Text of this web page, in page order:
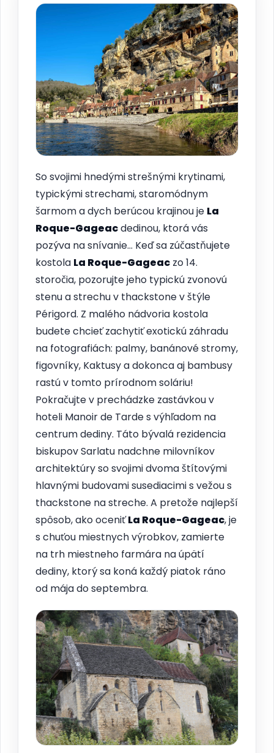
So svojimi hnedými strešnými krytinami,
typickými strechami, staromódnym
šarmom a dych berúcou krajinou je La
Roque-Gageacdedinou, ktorá vás
pozýva na snívanie… Keď sa zúčastňujete
kostola La Roque-Gageac zo 14.
storočia, pozorujte jeho typickú zvonovú
stenu a strechu v thackstone v štýle
Périgord. Z malého nádvoria kostola
budete chcieť zachytiť exotickú záhradu
na fotografiách: palmy, banánové stromy,
figovníky, Kaktusy a dokonca aj bambusy
rastú v tomto prírodnom soláriu!
Pokračujte v prechádzke zastávkou v
hoteli Manoir de Tarde s výhľadom na
centrum dediny. Táto bývalá rezidencia
biskupov Sarlatu nadchne milovníkov
architektúry so svojimi dvoma štítovými
hlavnými budovami susediacimi s vežou s
thackstone na streche. A pretože najlepší
spôsob, ako oceniťLa Roque-Gageac, je
s chuťou miestnych výrobkov, zamierte
na trh miestneho farmára na úpätí
dediny, ktorý sa koná každý piatok ráno
od mája do septembra.